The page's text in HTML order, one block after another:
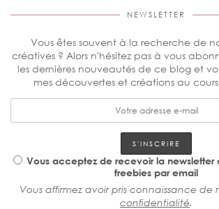
NEWSLETTER
Vous êtes souvent à la recherche de
créatives ? Alors n'hésitez pas à vous
les dernières nouveautés de ce blog et
mes découvertes et créations au
Vous acceptez de recevoir la
freebies par email
Vous affirmez avoir pris connaissance de
confidentialité.